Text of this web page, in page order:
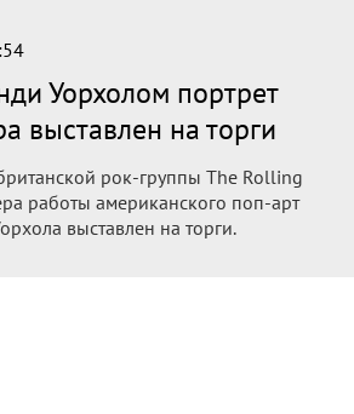
Уорхолом портрет
выставлен на торги
рок-группы The Rolling
работы американского поп-арт
выставлен на торги.